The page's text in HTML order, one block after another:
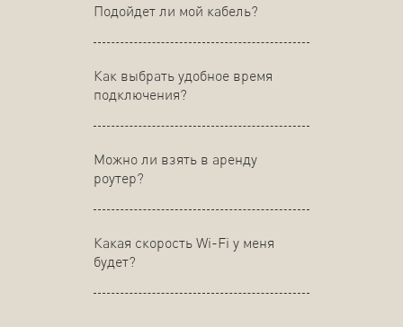
Подойдет ли мой кабель?
Как выбрать удобное время
подключения?
Можно ли взять в аренду
роутер?
Какая скорость Wi-Fi у меня
будет?